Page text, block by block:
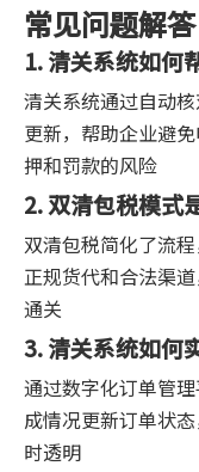
常见问题解答
1. 清关系统如何
清关系统通过自动
更新，帮助企业避
押和罚款的风险
2. 双清包税模式
双清包税简化了流
正规货代和合法渠
通关
3. 清关系统如何
通过数字化订单管
成情况更新订单状
时透明